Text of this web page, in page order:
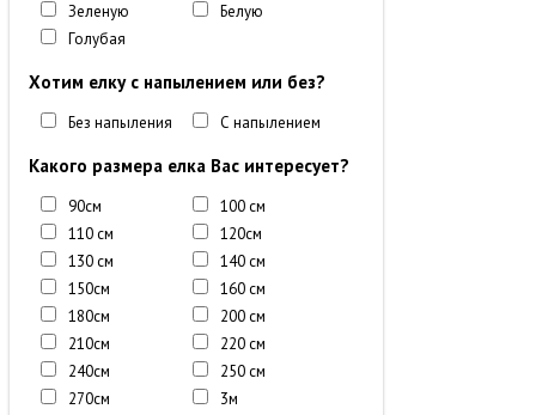
Зеленую
Белую
Голубая
Хотим елку с напылением или без?
Без напыления С напылением
Какого размера елка Вас интересует?
90см
100 см
110 см
120см
130 см
140 см
150см
160 см
180см
200 см
210см
220 см
240см
250 см
270см
3м